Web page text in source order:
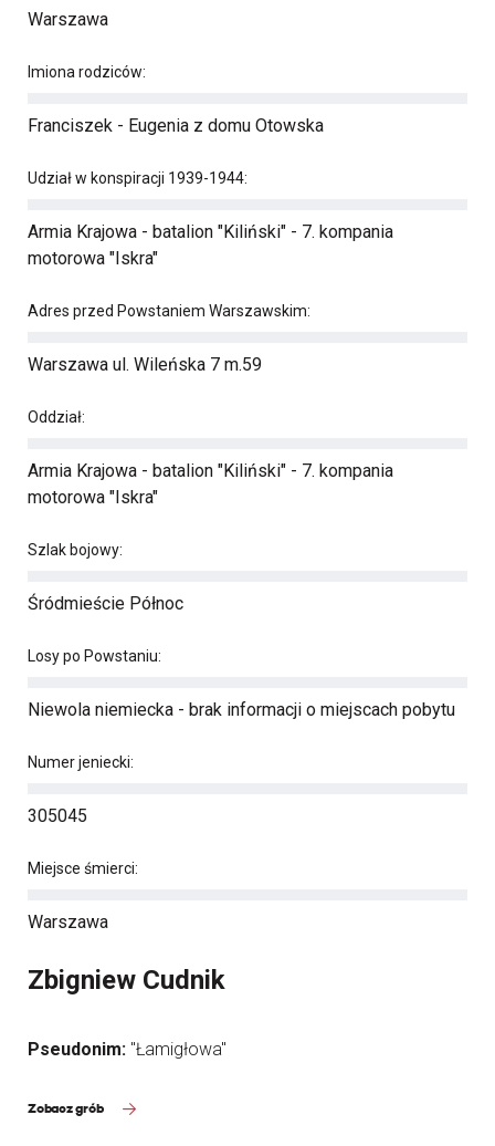
Warszawa
Imiona rodziców:
Franciszek - Eugenia z domu Otowska
Udział w konspiracji 1939-1944:
Armia Krajowa - batalion "Kiliński" - 7. kompania
motorowa "Iskra"
Adres przed Powstaniem Warszawskim:
Warszawa ul. Wileńska 7 m.59
Oddział:
Armia Krajowa - batalion "Kiliński" - 7. kompania
motorowa "Iskra"
Szlak bojowy:
Śródmieście Północ
Losy po Powstaniu:
Niewola niemiecka - brak informacji o miejscach pobytu
Numer jeniecki:
305045
Miejsce śmierci:
Warszawa
Zbigniew Cudnik
Pseudonim: "Łamigłowa"
Zobacz grób